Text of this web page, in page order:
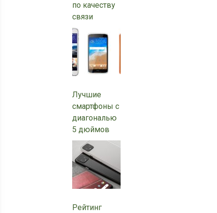
по качеству
связи
Лучшие
смартфоны с
диагональю
5 дюймов
Рейтинг